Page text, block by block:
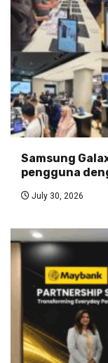
Samsung
pengguna
July 30, 2026